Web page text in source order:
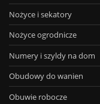
Nożyce i sekatory
Nożyce ogrodnicze
Numery i szyldy na dom
Obudowy do wanien
Obuwie robocze